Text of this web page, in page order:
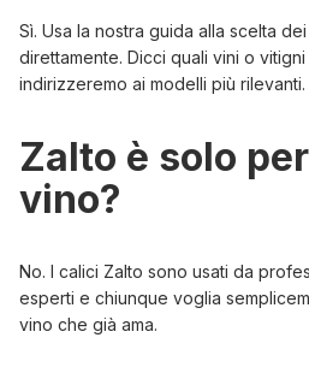
Sì. Usa la nostra guida alla scelta
direttamente. Dicci quali vini o
indirizzeremo ai modelli più rilevanti.
Zalto è solo
vino?
No. I calici Zalto sono usati da
esperti e chiunque voglia
vino che già ama.